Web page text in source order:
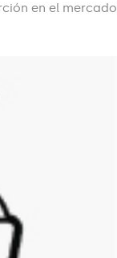
en el mercado